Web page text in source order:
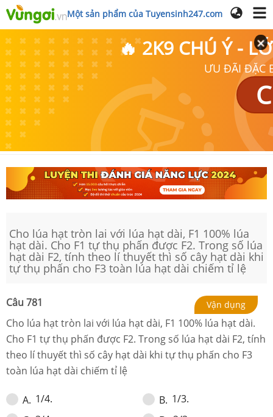
Một sản phẩm của Tuyensinh247.com
🔥 2K9 CHÚ Ý -
ƯU ĐÃI ĐẶC
Cho lúa hạt tròn lai với lúa hạt dài, F1 100% lúa
hạt dài. Cho F1 tự thụ phấn được F2. Trong số lúa
hạt dài F2, tính theo lí thuyết thì số cây hạt dài khi
tự thụ phấn cho F3 toàn lúa hạt dài chiếm tỉ lệ
Câu 781 Vận dụng
Cho lúa hạt tròn lai với lúa hạt dài, F1 100% lúa hạt dài.
Cho F1 tự thụ phấn được F2. Trong số lúa hạt dài F2, tính
theo lí thuyết thì số cây hạt dài khi tự thụ phấn cho F3
toàn lúa hạt dài chiếm tỉ lệ
A. 1/4. B. 1/3.